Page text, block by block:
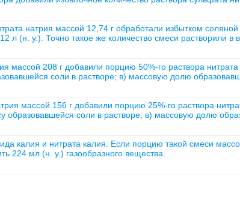
натрия массой 12,74 г обработали избытком соляной
л (н. у.). Точно такое же количество смеси растворили в
массой 208 г добавили порцию 50%-го раствора
соли в растворе; в) массовую долю
массой 156 г добавили порцию 25%-го раствора
образовавшейся соли в растворе; в) массовую долю
калия и нитрата калия. Если порцию такой смеси
224 мл (н. у.) газообразного вещества.